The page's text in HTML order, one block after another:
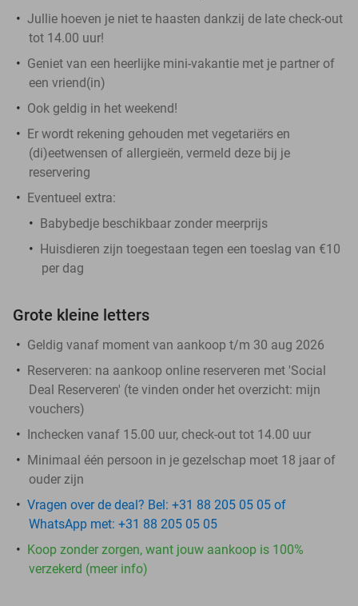
Jullie hoeven je niet te haasten dankzij de late check-out
tot 14.00 uur!
Geniet van een heerlijke mini-vakantie met je partner of
een vriend(in)
Ook geldig in het weekend!
Er wordt rekening gehouden met vegetariërs en
(di)eetwensen of allergieën, vermeld deze bij je
reservering
Eventueel extra:
Babybedje beschikbaar zonder meerprijs
Huisdieren zijn toegestaan tegen een toeslag van €10
per dag
Grote kleine letters
Geldig vanaf moment van aankoop t/m 30 aug 2026
Reserveren: na aankoop online reserveren met 'Social
Deal Reserveren' (te vinden onder het overzicht: mijn
vouchers)
Inchecken vanaf 15.00 uur, check-out tot 14.00 uur
Minimaal één persoon in je gezelschap moet 18 jaar of
ouder zijn
Vragen over de deal? Bel: +31 88 205 05 05 of
WhatsApp met: +31 88 205 05 05
Koop zonder zorgen, want jouw aankoop is 100%
verzekerd (meer info)